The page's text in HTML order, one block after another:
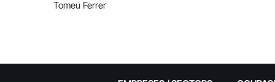
Tomeu Ferrer